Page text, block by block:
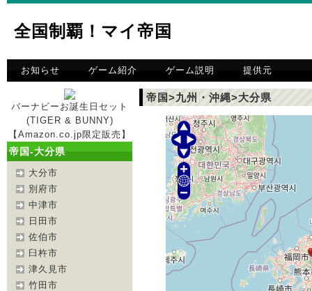
全国制覇！マイ帝国
お知らせ ゲーム紹介 ゲーム説明 提供元
バーナビーお誕生日セット
(TIGER & BUNNY)
【Amazon.co.jp限定販売】
帝国-大分県
大分市
別府市
中津市
日田市
佐伯市
臼杵市
津久見市
竹田市
帝国>九州・沖縄>大分県